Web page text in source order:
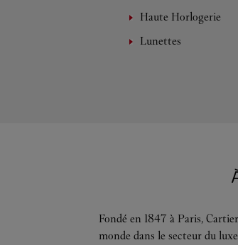
Haute Horlogerie
Lunettes
Fondé en 1847 à Paris,
monde dans le secteur du